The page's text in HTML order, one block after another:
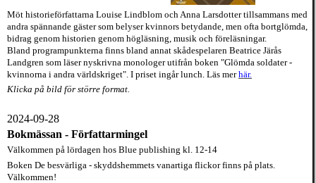
Möt historieförfattarna Louise Lindblom och Anna Larsdotter tillsammans med
andra spännande gäster som belyser kvinnors betydande, men ofta bortglömda,
bidrag genom historien genom högläsning, musik och föreläsningar.
Bland programpunkterna finns bland annat skådespelaren Beatrice Järås
Landgren som läser nyskrivna monologer utifrån boken "Glömda soldater -
kvinnorna i andra världskriget". I priset ingår lunch. Läs merhär.
Klicka på bild för större format.
2024-09-28
Bokmässan - Författarmingel
Välkommen på lördagen hos Blue publishing kl. 12-14
Boken De besvärliga - skyddshemmets vanartiga flickor finns på plats.
Välkommen!